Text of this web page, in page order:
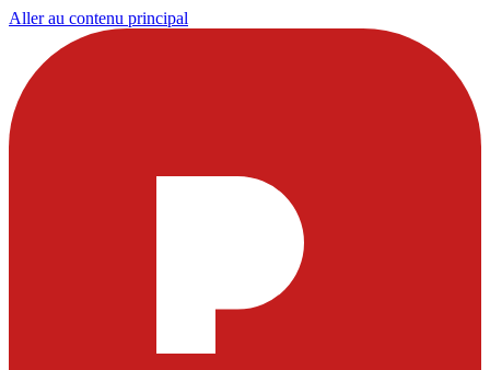
Aller au contenu principal